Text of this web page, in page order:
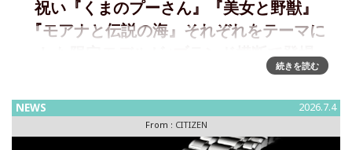
祝い『くまのプーさん』『美⼥と野獣』
『モアナと伝説の海』それぞれをテーマに
した限定モデルが4ブランド横断で登場
『美女と野獣』『モアナと伝説の海』それぞれをテーマにし
た限定モデルが登場～2026年8月6日発売シチズン時計株式会
社は、「 CITIZEN Disney Collection（シチ
続きを読む
NEWS 2026.7.4
From : CITIZEN